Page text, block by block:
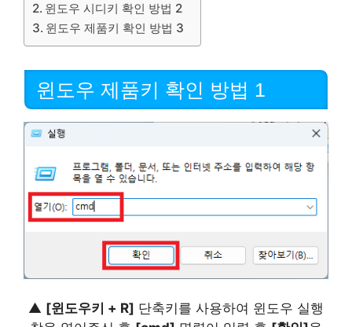
윈도우 시디키 확인 방법 2
윈도우 제품키 확인 방법 3
윈도우 제품키 확인 방법 1
▲ [윈도우키 + R] 단축키를 사용하여 윈도우 실행